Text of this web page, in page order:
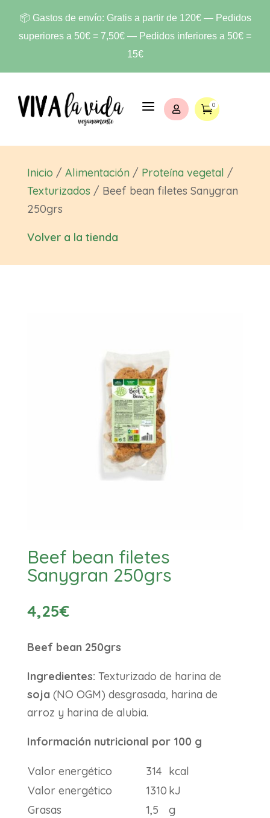
📦 Gastos de envío: Gratis a partir de 120€ — Pedidos
superiores a 50€ = 7,50€ — Pedidos inferiores a 50€ =
15€
a  0
Inicio / Alimentación/ Proteína vegetal /
Texturizados / Beef bean filetes Sanygran
250grs
Volver a la tienda
Beef bean filetes
Sanygran 250grs
4,25€
Beef bean 250grs
Ingredientes: Texturizado de harina de
soja(NO OGM) desgrasada, harina de
arroz y harina de alubia.
Información nutricional por 100 g
Valor energético 314 kcal
Valor energético
1310 kJ
Grasas
1,5
g